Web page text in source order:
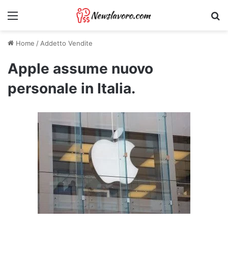
Menu
Home /Addetto Vendite
Apple assume nuovo
personale in Italia.